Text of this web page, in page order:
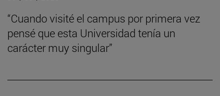
“Cuando visité el campus por primera vez
pensé que esta Universidad tenía un
carácter muy singular”